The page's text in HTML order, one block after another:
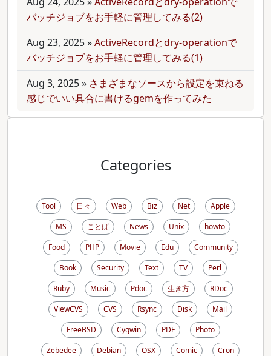
バッチジョブをお手軽に管理してみる(2)
Aug 23, 2025»ActiveRecordとdry-operationで
バッチジョブをお手軽に管理してみる(1)
Aug 3, 2025» さまざまなソースから設定を束ねる
感じでいい具合に書けるgemを作ってみた
Categories
Tool 日々 Web Biz Net
Apple
MS
ことば News Unix
howto
Food
PHP Movie Edu
Community
Book
Security Text TV
Perl
Ruby
Music Pdoc 生き方
RDoc
ViewCVS
CVS Rsync Disk
Mail
FreeBSD
Cygwin PDF
Photo
Zebedee
Debian OSX Comic
Cron